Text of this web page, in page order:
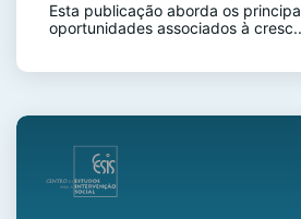
Esta publicação aborda os
oportunidades associados à